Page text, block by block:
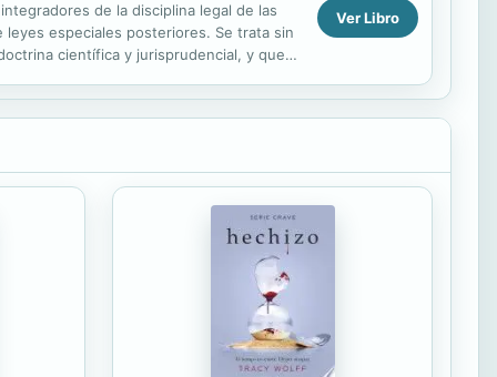
de la disciplina legal de las
especiales posteriores. Se trata sin
científica y jurisprudencial, y que
Ver Libro